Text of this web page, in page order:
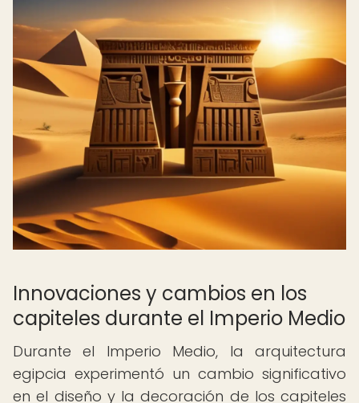
Innovaciones y cambios en los
capiteles durante el Imperio Medio
Durante el Imperio Medio, la arquitectura
egipcia experimentó un cambio significativo
en el diseño y la decoración de los capiteles